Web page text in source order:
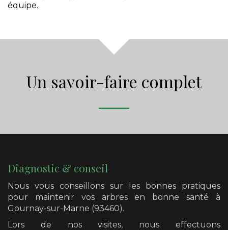
équipe.
Un savoir-faire complet
Diagnostic & conseil
Nous vous conseillons sur les bonnes pratiques
pour maintenir vos arbres en bonne santé à
Gournay-sur-Marne (93460).
Lors de nos visites, nous effectuons